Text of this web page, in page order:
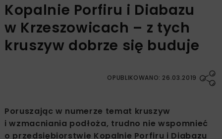
Kopalnie Porfiru i Diabazu
w Krzeszowicach – z tych
kruszyw dobrze się buduje
OPUBLIKOWANO: 26.03.2019
Poruszając w numerze temat kruszyw
i wzmacniania podłoża, trudno nie wspomnieć
o przedsiębiorstwie Kopalnie Porfiru i Diabazu